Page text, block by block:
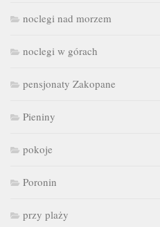
noclegi nad morzem
noclegi w górach
pensjonaty Zakopane
Pieniny
pokoje
Poronin
przy plaży